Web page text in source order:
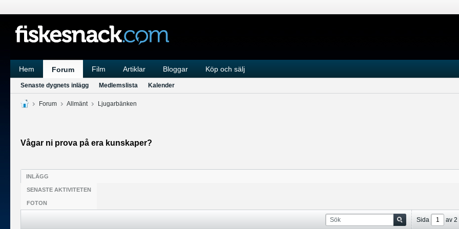
Hem Forum Film Artiklar Bloggar Köp och sälj
Senaste dygnets inlägg Medlemslista Kalender
Forum Allmänt Ljugarbänken
Vågar ni prova på era kunskaper?
INLÄGG
SENASTE AKTIVITETEN
FOTON
Sida av 2